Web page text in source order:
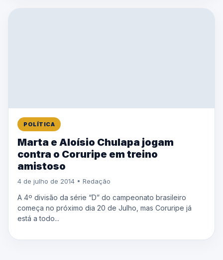
POLÍTICA
Marta e Aloísio Chulapa jogam
contra o Coruripe em treino
amistoso
4 de julho de 2014 • Redação
A 4º divisão da série “D” do campeonato brasileiro
começa no próximo dia 20 de Julho, mas Coruripe já
está a todo...